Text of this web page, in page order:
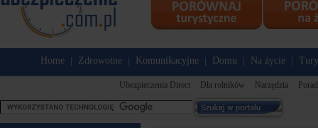
Home Zdrowotne Komunikacyjne Domu Na życie
Ubezpieczenia Direct Dla rolników Narzędzia